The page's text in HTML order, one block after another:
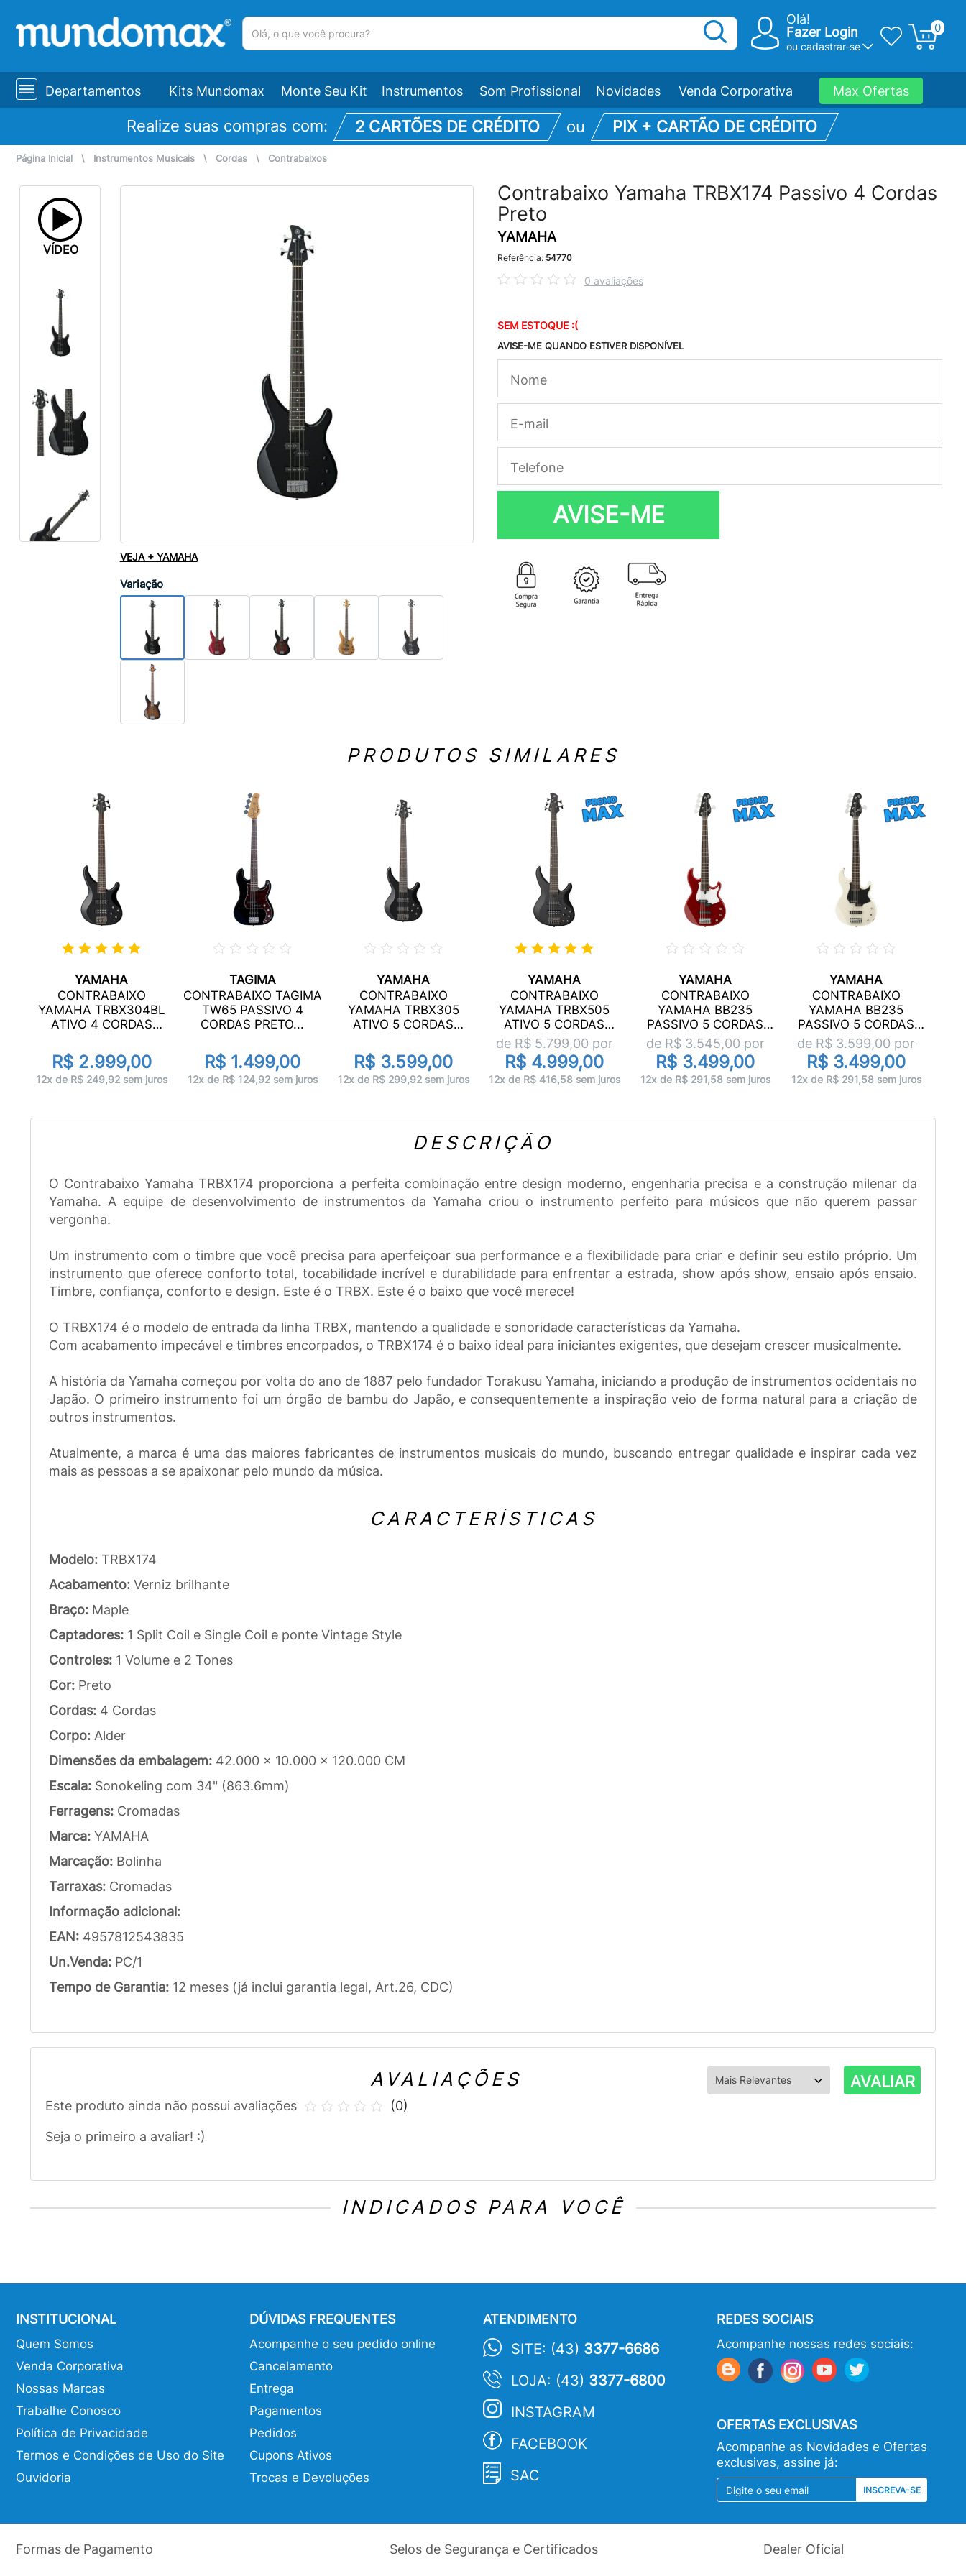
Olá!
Fazer Login
ou cadastrar-se
0
Departamentos Kits Mundomax Monte Seu Kit Instrumentos Som Profissional Novidades Venda Corporativa Max Ofertas
Realize suas compras com: 2 CARTÕES DE CRÉDITO ou PIX + CARTÃO DE CRÉDITO
Página Inicial \ Instrumentos Musicais \ Cordas \ Contrabaixos
VÍDEO
VEJA + YAMAHA
Variação
Contrabaixo Yamaha TRBX174 Passivo 4 Cordas
Preto
YAMAHA
Referência: 54770
0 avaliações
SEM ESTOQUE :(
AVISE-ME QUANDO ESTIVER DISPONÍVEL
AVISE-ME
PRODUTOS SIMILARES
YAMAHA
CONTRABAIXO
YAMAHA TRBX304BL
ATIVO 4 CORDAS
PRETO...
R$ 2.999,00
12x de R$ 249,92 sem juros
TAGIMA
CONTRABAIXO TAGIMA
TW65 PASSIVO 4
CORDAS PRETO...
R$ 1.499,00
12x de R$ 124,92 sem juros
YAMAHA
CONTRABAIXO
YAMAHA TRBX305
ATIVO 5 CORDAS
PRETO...
R$ 3.599,00
12x de R$ 299,92 sem juros
YAMAHA
CONTRABAIXO
YAMAHA TRBX505
ATIVO 5 CORDAS
PRETO...
de R$5.799,00por
R$ 4.999,00
12x de R$ 416,58 sem juros
YAMAHA
CONTRABAIXO
YAMAHA BB235
PASSIVO 5 CORDAS
VERMELH...
de R$3.545,00por
R$ 3.499,00
12x de R$ 291,58 sem juros
YAMAHA
CONTRABAIXO
YAMAHA BB235
PASSIVO 5 CORDAS
BRANCO...
de R$3.599,00por
R$ 3.499,00
12x de R$ 291,58 sem juros
DESCRIÇÃO
O Contrabaixo Yamaha TRBX174 proporciona a perfeita combinação entre design moderno, engenharia precisa e a construção milenar da
Yamaha. A equipe de desenvolvimento de instrumentos da Yamaha criou o instrumento perfeito para músicos que não querem passar
vergonha.
Um instrumento com o timbre que você precisa para aperfeiçoar sua performance e a flexibilidade para criar e definir seu estilo próprio. Um
instrumento que oferece conforto total, tocabilidade incrível e durabilidade para enfrentar a estrada, show após show, ensaio após ensaio.
Timbre, confiança, conforto e design. Este é o TRBX. Este é o baixo que você merece!
O TRBX174 é o modelo de entrada da linha TRBX, mantendo a qualidade e sonoridade características da Yamaha.
Com acabamento impecável e timbres encorpados, o TRBX174 é o baixo ideal para iniciantes exigentes, que desejam crescer musicalmente.
A história da Yamaha começou por volta do ano de 1887 pelo fundador Torakusu Yamaha, iniciando a produção de instrumentos ocidentais no
Japão. O primeiro instrumento foi um órgão de bambu do Japão, e consequentemente a inspiração veio de forma natural para a criação de
outros instrumentos.
Atualmente, a marca é uma das maiores fabricantes de instrumentos musicais do mundo, buscando entregar qualidade e inspirar cada vez
mais as pessoas a se apaixonar pelo mundo da música.
CARACTERÍSTICAS
Modelo: TRBX174
Acabamento: Verniz brilhante
Braço: Maple
Captadores: 1 Split Coil e Single Coil e ponte Vintage Style
Controles: 1 Volume e 2 Tones
Cor: Preto
Cordas: 4 Cordas
Corpo: Alder
Dimensões da embalagem: 42.000 x 10.000 x 120.000 CM
Escala: Sonokeling com 34" (863.6mm)
Ferragens: Cromadas
Marca: YAMAHA
Marcação: Bolinha
Tarraxas: Cromadas
Informação adicional:
EAN: 4957812543835
Un.Venda: PC/1
Tempo de Garantia: 12 meses (já inclui garantia legal, Art.26, CDC)
AVALIAÇÕES AVALIAR
Este produto ainda não possui avaliações
Seja o primeiro a avaliar! :)
(0)
INDICADOS PARA VOCÊ
INSTITUCIONAL
Quem Somos
Venda Corporativa
Nossas Marcas
Trabalhe Conosco
Política de Privacidade
Termos e Condições de Uso do Site
Ouvidoria
DÚVIDAS FREQUENTES
Acompanhe o seu pedido online
Cancelamento
Entrega
Pagamentos
Pedidos
Cupons Ativos
Trocas e Devoluções
ATENDIMENTO
SITE: (43) 3377-6686
LOJA: (43) 3377-6800
INSTAGRAM
FACEBOOK
SAC
REDES SOCIAIS
Acompanhe nossas redes sociais:
OFERTAS EXCLUSIVAS
Acompanhe as Novidades e Ofertas
exclusivas, assine já:
INSCREVA-SE
Formas de Pagamento Selos de Segurança e Certificados Dealer Oficial